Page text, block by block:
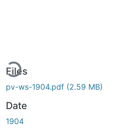
Files
pv-ws-1904.pdf (2.59 MB)
Date
1904